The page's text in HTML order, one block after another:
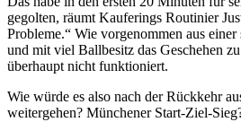
gegolten, räumt Kauferings Routinier
Probleme.“ Wie vorgenommen aus
und mit viel Ballbesitz das Geschehen
überhaupt nicht funktioniert.
Wie würde es also nach der Rückkehr
weitergehen? Münchener Start-Ziel-